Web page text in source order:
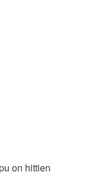
on hittien